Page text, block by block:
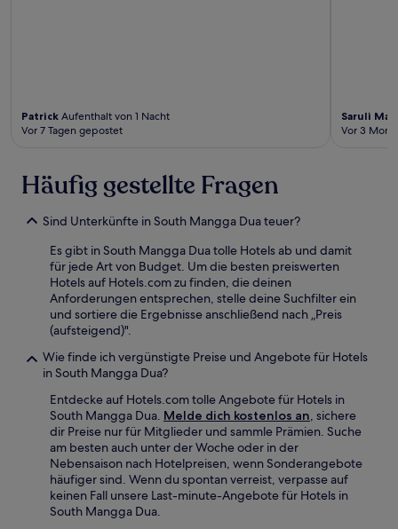
Patrick Aufenthalt von 1 Nacht
Vor 7 Tagen gepostet
Saruli
Vor 3
Häufig gestellte Fragen
Sind Unterkünfte in South Mangga Dua teuer?
Es gibt in South Mangga Dua tolle Hotels ab und damit
für jede Art von Budget. Um die besten preiswerten
Hotels auf Hotels.com zu finden, die deinen
Anforderungen entsprechen, stelle deine Suchfilter ein
und sortiere die Ergebnisse anschließend nach „Preis
(aufsteigend)".
Wie finde ich vergünstigte Preise und Angebote für Hotels
in South Mangga Dua?
Entdecke auf Hotels.com tolle Angebote für Hotels in
South Mangga Dua. Melde dich kostenlos an, sichere
dir Preise nur für Mitglieder und sammle Prämien. Suche
am besten auch unter der Woche oder in der
Nebensaison nach Hotelpreisen, wenn Sonderangebote
häufiger sind. Wenn du spontan verreist, verpasse auf
keinen Fall unsere Last-minute-Angebote für Hotels in
South Mangga Dua.